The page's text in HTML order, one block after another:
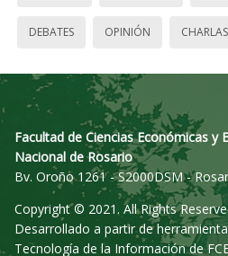
DEBATES OPINIÓN CHARLAS
Facultad de Ciencias Económicas y
Nacional de Rosario
Bv. Oroño 1261 - S2000DSM -
Copyright © 2021. All Rights
Desarrollado a partir de
Tecnología de la Información de